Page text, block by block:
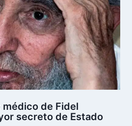
de Fidel
secreto de Estado